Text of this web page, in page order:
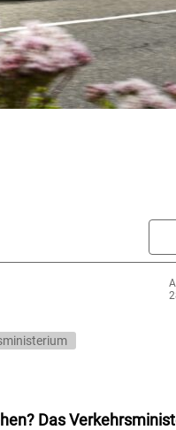
Das